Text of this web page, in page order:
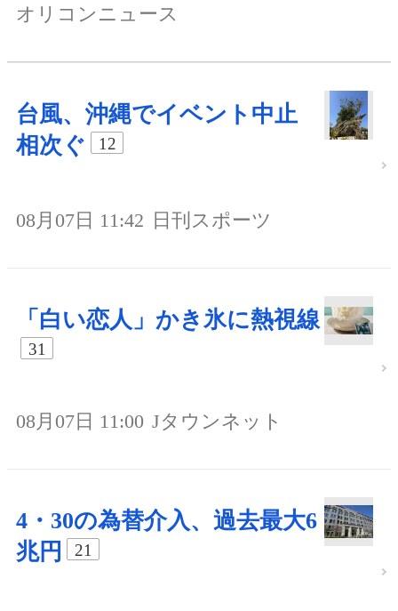
オリコンニュース
台風、沖縄でイベント中止
相次ぐ
12
08月07日 11:42 日刊スポーツ
「白い恋人」かき氷に熱視線
31
08月07日 11:00 Jタウンネット
4・30の為替介入、過去最大6
兆円
21